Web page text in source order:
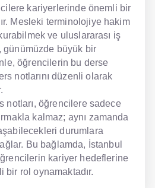
kariyerlerinde önemli bir
Mesleki terminolojiye hakim
ve uluslararası iş
günümüzde büyük bir
öğrencilerin bu derse
notlarını düzenli olarak
notları, öğrencilere sadece
kalmaz; aynı zamanda
durumlara
Bu bağlamda, İstanbul
kariyer hedeflerine
bir rol oynamaktadır.